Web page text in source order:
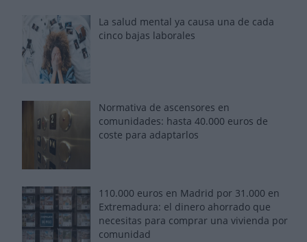
La salud mental ya causa una de cada
cinco bajas laborales
Normativa de ascensores en
comunidades: hasta 40.000 euros de
coste para adaptarlos
110.000 euros en Madrid por 31.000 en
Extremadura: el dinero ahorrado que
necesitas para comprar una vivienda por
comunidad